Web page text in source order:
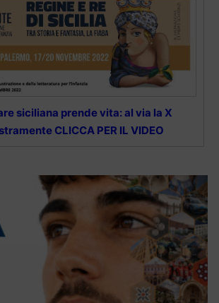
siciliana prende vita: al via la X
CLICCA PER IL VIDEO